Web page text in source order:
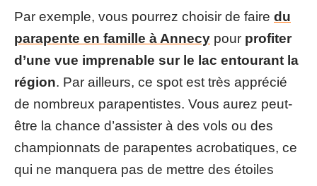
Par exemple, vous pourrez choisir de faire du
parapente en famille à Annecy pour profiter
d’une vue imprenable sur le lac entourant la
région. Par ailleurs, ce spot est très apprécié
de nombreux parapentistes. Vous aurez peut-
être la chance d’assister à des vols ou des
championnats de parapentes acrobatiques, ce
qui ne manquera pas de mettre des étoiles